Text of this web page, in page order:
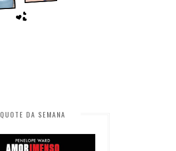
QUOTE DA SEMANA